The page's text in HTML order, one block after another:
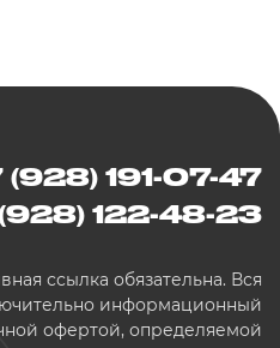
(928) 191-07-47
122-48-23
ссылка обязательна. Вся
информационный
офертой, определяемой